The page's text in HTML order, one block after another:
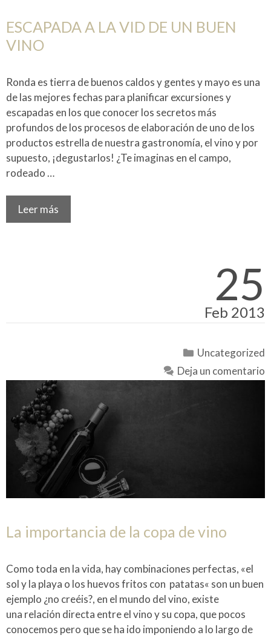
ESCAPADA A LA VID DE UN BUEN
VINO
Ronda es tierra de buenos caldos y gentes y mayo es una
de las mejores fechas para planificar excursiones y
escapadas en los que conocer los secretos más
profundos de los procesos de elaboración de uno de los
productos estrella de nuestra gastronomía, el vino y por
supuesto, ¡degustarlos! ¿Te imaginas en el campo,
rodeado …
Leer más
25
Feb 2013
Categorías
Uncategorized
Deja un comentario
La importancia de la copa de vino
Como toda en la vida, hay combinaciones perfectas, «el
sol y la playa o los huevos fritos con patatas« son un buen
ejemplo ¿no creéis?, en el mundo del vino, existe
una relación directa entre el vino y su copa, que pocos
conocemos pero que se ha ido imponiendo a lo largo de